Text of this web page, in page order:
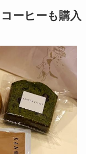
ーヒーも購入